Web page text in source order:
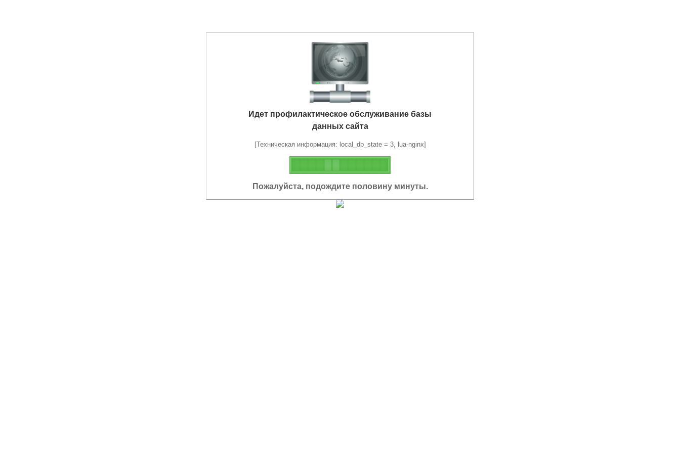
Идет профилактическое обслуживание базы
данных сайта
[Техническая информация: local_db_state = 3, lua-nginx]
Пожалуйста, подождите половину минуты.